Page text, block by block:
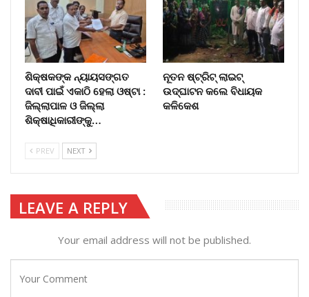
ଶିକ୍ଷକଙ୍କ ନ୍ୟାୟସଙ୍ଗତ
ଦାବୀ ପାଇଁ ଏକାଠି ହେଲା ଓଷ୍ଟା :
ଜିଲ୍ଲାପାଳ ଓ ଜିଲ୍ଲା
ଶିକ୍ଷାଧିକାରୀଙ୍କୁ…
ନୂତନ ଷ୍ଟ୍ରିଟ୍ ଲାଇଟ୍‌
ଉଦ୍‌ଘାଟନ କଲେ ବିଧାୟକ
କଳିକେଶ
PREV NEXT
LEAVE A REPLY
Your email address will not be published.